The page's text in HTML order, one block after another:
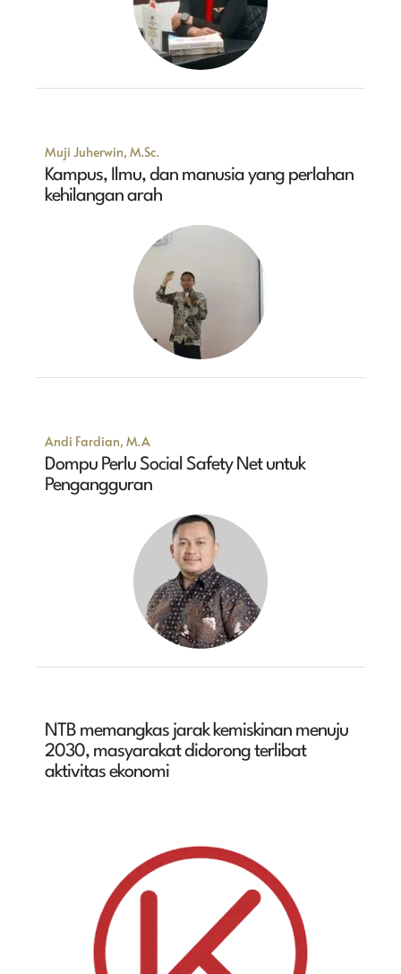
Muji Juherwin, M.Sc.
Kampus, Ilmu, dan manusia yang perlahan
kehilangan arah
Andi Fardian, M.A
Dompu Perlu Social Safety Net untuk
Pengangguran
NTB memangkas jarak kemiskinan menuju
2030, masyarakat didorong terlibat
aktivitas ekonomi